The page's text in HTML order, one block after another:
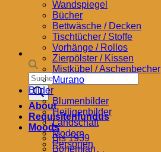
Products
search
About
Requisitenfundus
Moods
Bis 1939
Bohemian
Wandspiegel
Bücher
Bettwäsche / Decken
Tischtücher / Stoffe
Vorhänge / Rollos
Zierpölster / Kissen
Mistkübel / Aschenbecher
Murano
Bilder
Blumenbilder
Heiligenbilder
Landschaft
Modern
Personen